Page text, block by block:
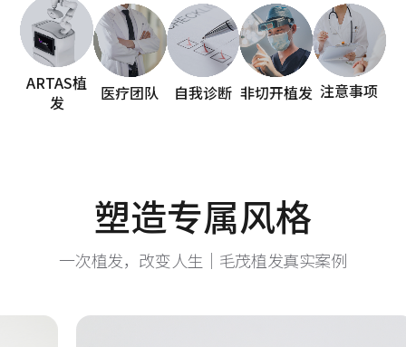
ARTAS植
发
医疗团队 自我诊断 非切开植发 注意事项
塑造专属风格
一次植发，改变人生｜毛茂植发真实案例